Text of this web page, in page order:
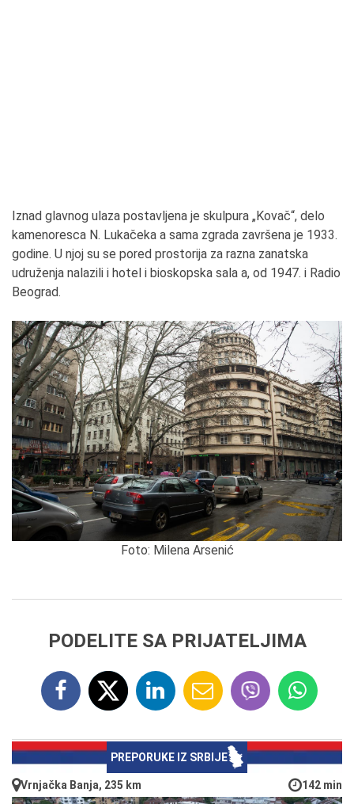
Iznad glavnog ulaza postavljena je skulpura „Kovač“, delo
kamenoresca N. Lukačeka a sama zgrada završena je 1933.
godine. U njoj su se pored prostorija za razna zanatska
udruženja nalazili i hotel i bioskopska sala a, od 1947. i Radio
Beograd.
Foto: Milena Arsenić
PODELITE SA PRIJATELJIMA
PREPORUKE IZ SRBIJE
Vrnjačka Banja, 235 km 142 min